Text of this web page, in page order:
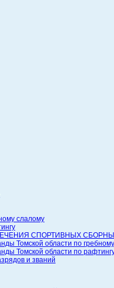
слалому
СПОРТИВНЫХ
Томской области по
Томской области по
и званий